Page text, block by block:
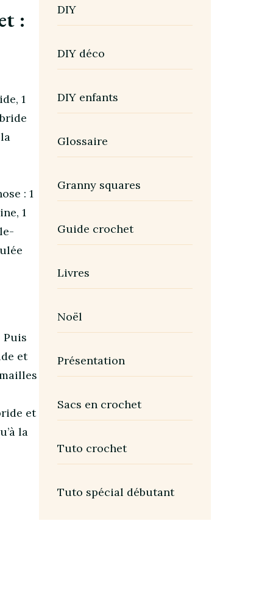
:
1
: 1
1
Puis
et
et
la
DIY
DIY déco
DIY enfants
Glossaire
Granny squares
Guide crochet
Livres
Noël
Présentation
Sacs en crochet
Tuto crochet
Tuto spécial débutant